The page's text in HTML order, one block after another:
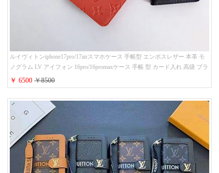
ルイヴィトンiphone17pro/17airスマホケース 手帳型 エンボスレザー 本革 モ
ノグラム LV アイフォン 16pro/16promaxケース 手帳 型 カード入れ 高级 ブラ
ンド iPhone 15/14/13 proケース 手帳型 男女通用 大人かわいい
￥ 6500￥8500